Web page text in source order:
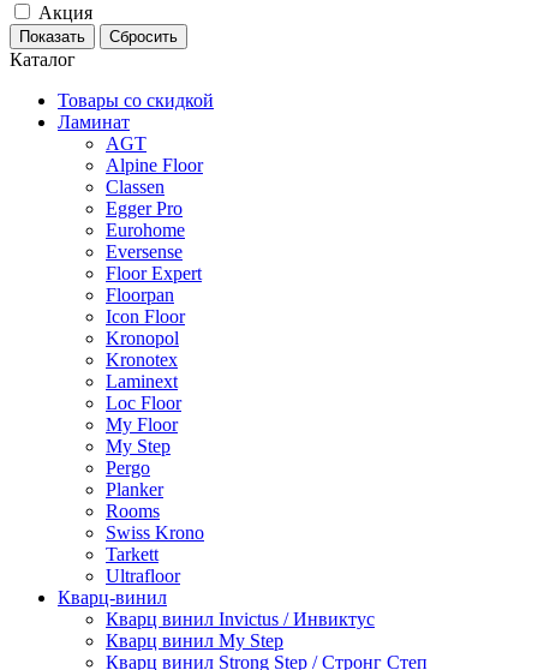
Акция
Каталог
Товары со скидкой
Ламинат
AGT
Alpine Floor
Classen
Egger Pro
Eurohome
Eversense
Floor Expert
Floorpan
Icon Floor
Kronopol
Kronotex
Laminext
Loc Floor
My Floor
My Step
Pergo
Planker
Rooms
Swiss Krono
Tarkett
Ultrafloor
Кварц-винил
Кварц винил Invictus / Инвиктус
Кварц винил My Step
Кварц винил Strong Step / Стронг Степ